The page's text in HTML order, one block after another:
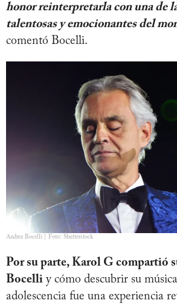
honor reinterpretarla con una de
talentosas y emocionantes del
comentó Bocelli.
Andrea Bocelli | Foto: Shutterstock
Por su parte, Karol G compartió
Bocelli y cómo descubrir su
adolescencia fue una experiencia